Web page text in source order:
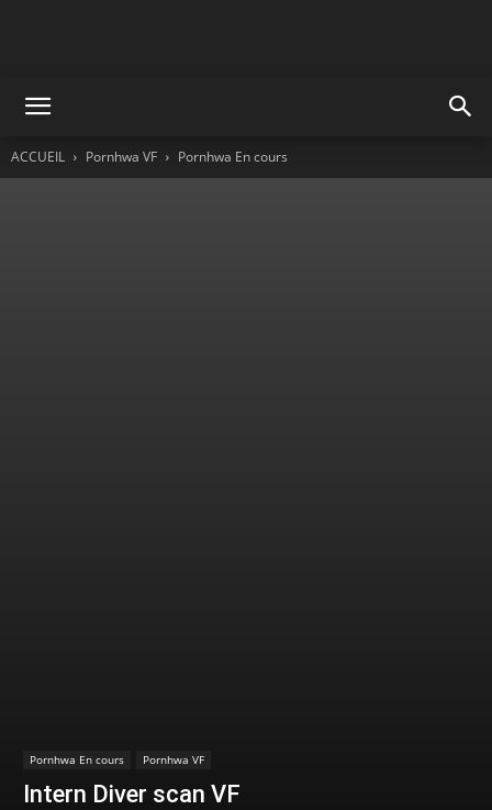
ACCUEIL Pornhwa VF Pornhwa En cours
Pornhwa En cours Pornhwa VF
Intern Diver scan VF